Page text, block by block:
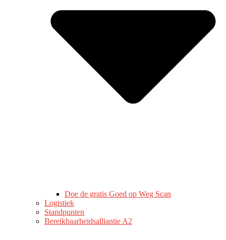
Doe de gratis Goed op Weg Scan
Logistiek
Standpunten
Bereikbaarheidsalliantie A2